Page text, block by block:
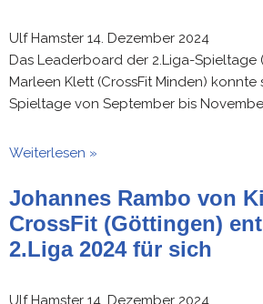
Ulf Hamster 14. Dezember 2024
Das Leaderboard der 2.Liga-Spieltage
Marleen Klett (CrossFit Minden) konnte
Spieltage von September bis
Weiterlesen »
Johannes Rambo von
CrossFit (Göttingen)
2.Liga 2024 für sich
Ulf Hamster 14. Dezember 2024